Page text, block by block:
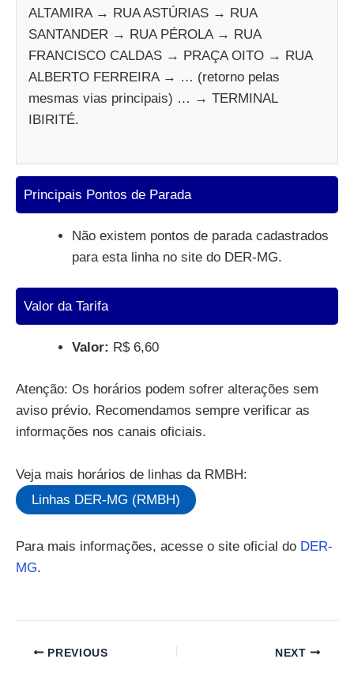
ALTAMIRA → RUA ASTÚRIAS → RUA
SANTANDER → RUA PÉROLA → RUA
FRANCISCO CALDAS → PRAÇA OITO → RUA
ALBERTO FERREIRA → … (retorno pelas
mesmas vias principais) … → TERMINAL
IBIRITÉ.
Principais Pontos de Parada
Não existem pontos de parada cadastrados
para esta linha no site do DER-MG.
Valor da Tarifa
Valor: R$ 6,60
Atenção: Os horários podem sofrer alterações sem
aviso prévio. Recomendamos sempre verificar as
informações nos canais oficiais.
Veja mais horários de linhas da RMBH:
Linhas DER-MG (RMBH)
Para mais informações, acesse o site oficial do DER-
MG.
PREVIOUS NEXT